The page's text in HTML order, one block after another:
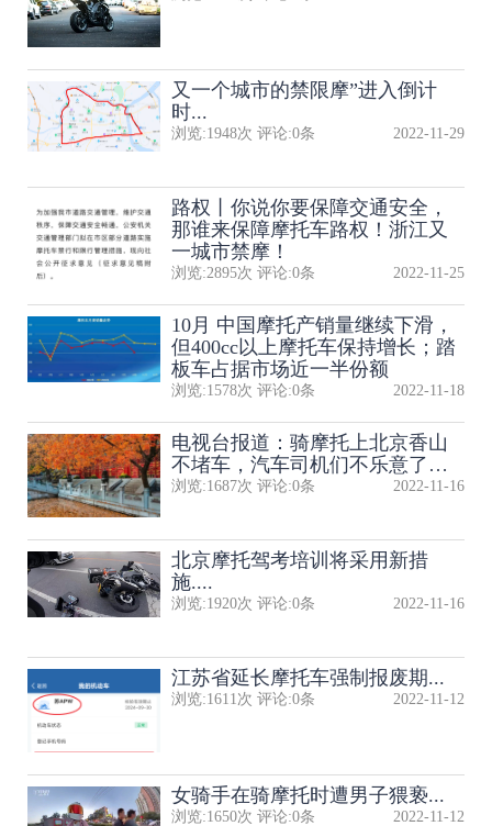
又一个城市的禁限摩”进入倒计
时...
浏览:1948次 评论:0条 2022-11-29
路权丨你说你要保障交通安全，
那谁来保障摩托车路权！浙江又
一城市禁摩！
浏览:2895次 评论:0条 2022-11-25
10月 中国摩托产销量继续下滑，
但400cc以上摩托车保持增长；踏
板车占据市场近一半份额
浏览:1578次 评论:0条 2022-11-18
电视台报道：骑摩托上北京香山
不堵车，汽车司机们不乐意了…
浏览:1687次 评论:0条 2022-11-16
北京摩托驾考培训将采用新措
施....
浏览:1920次 评论:0条 2022-11-16
江苏省延长摩托车强制报废期...
浏览:1611 次 评论:0条 2022-11-12
女骑手在骑摩托时遭男子猥亵...
浏览:1650次 评论:0条 2022-11-12